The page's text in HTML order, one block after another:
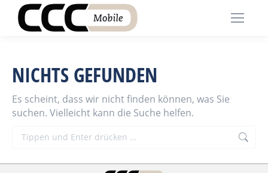
NICHTS GEFUNDEN
Es scheint, dass wir nicht finden können, was Sie
suchen. Vielleicht kann die Suche helfen.
Search: